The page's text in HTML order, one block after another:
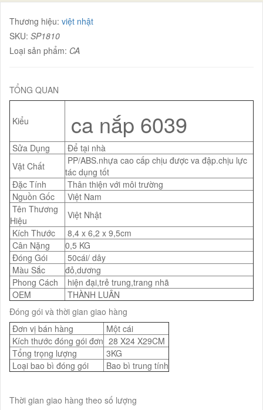
Thương hiệu: việt nhật
SKU: SP1810
Loại sản phẩm: CA
TỔNG QUAN
Kiểu ca nắp 6039
Sửa Dụng
Để tại nhà
Vật Chất
PP/ABS.nhựa cao cấp chịu được va đập.chịu lực
tác dụng tốt
Đặc Tính
Thân thiện với môi trường
Nguồn Gốc
Việt Nam
Tên Thương
Hiệu
Việt Nhật
Kích Thước
8,4 x 6,2 x 9,5cm
Cân Nặng
0,5 KG
Đóng Gói
50cái/ dây
Màu Sắc
đỏ,dương
Phong Cách
hiện đại,trẻ trung,trang nhã
OEM
THÀNH LUÂN
Đóng gói và thời gian giao hàng
Đơn vị bán hàng
Một cái
Kích thước đóng gói đơn 28 X24 X29CM
Tổng trọng lượng
3KG
Loại bao bì đóng gói
Bao bì trung tính
Thời gian giao hàng theo số lượng